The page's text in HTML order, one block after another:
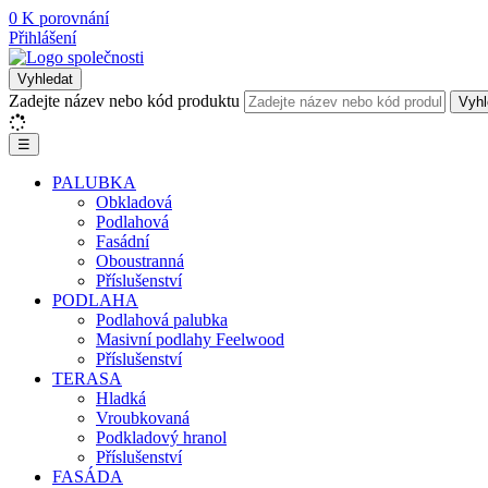
0 K porovnání
Přihlášení
Vyhledat
Zadejte název nebo kód produktu
☰
PALUBKA
Obkladová
Podlahová
Fasádní
Oboustranná
Příslušenství
PODLAHA
Podlahová palubka
Masivní podlahy Feelwood
Příslušenství
TERASA
Hladká
Vroubkovaná
Podkladový hranol
Příslušenství
FASÁDA